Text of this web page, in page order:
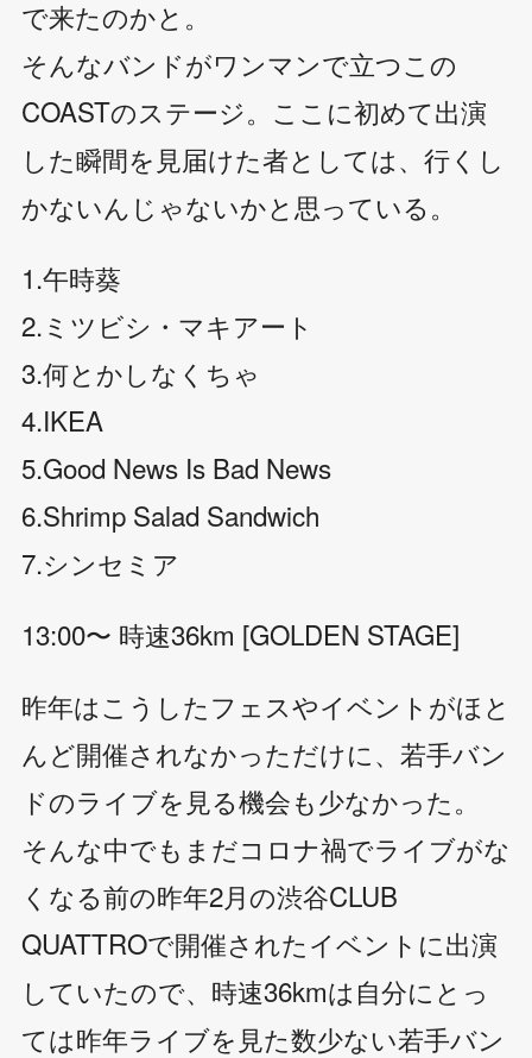
で来たのかと。
そんなバンドがワンマンで立つこの
COASTのステージ。ここに初めて出演
した瞬間を見届けた者としては、行くし
かないんじゃないかと思っている。
1.午時葵
2.ミツビシ・マキアート
3.何とかしなくちゃ
4.IKEA
5.Good News Is Bad News
6.Shrimp Salad Sandwich
7.シンセミア
13:00〜 時速36km [GOLDEN STAGE]
昨年はこうしたフェスやイベントがほと
んど開催されなかっただけに、若手バン
ドのライブを見る機会も少なかった。
そんな中でもまだコロナ禍でライブがな
くなる前の昨年2月の渋谷CLUB
QUATTROで開催されたイベントに出演
していたので、時速36kmは自分にとっ
ては昨年ライブを見た数少ない若手バン